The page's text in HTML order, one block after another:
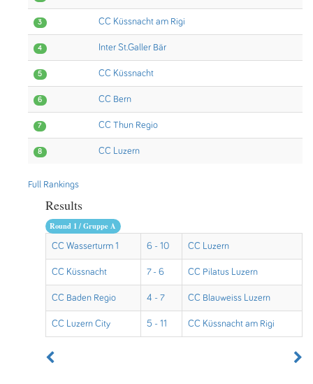
3 CC Küssnacht am Rigi
4 Inter St.Galler Bär
5 CC Küssnacht
6 CC Bern
7 CC Thun Regio
8 CC Luzern
Full Rankings
Results
Round 1 / Gruppe A
CC Wasserturm 1 6 - 10 CC Luzern
CC Küssnacht 7 - 6 CC Pilatus Luzern
CC Baden Regio 4 - 7 CC Blauweiss Luzern
CC Luzern City 5 - 11 CC Küssnacht am Rigi